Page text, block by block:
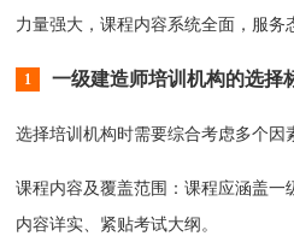
力量强大，课程内容系统全面，服务
1 一级建造师培训机构的选择
选择培训机构时需要综合考虑多个因
课程内容及覆盖范围：课程应涵盖一
内容详实、紧贴考试大纲。